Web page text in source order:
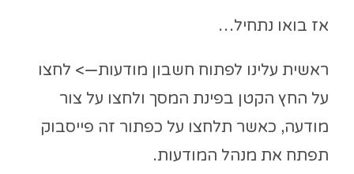
אז בואו נתחיל…
ראשית עלינו לפתוח חשבון מודעות—> לחצו
על החץ הקטן בפינת המסך ולחצו על צור
מודעה, כאשר תלחצו על כפתור זה פייסבוק
תפתח את מנהל המודעות.